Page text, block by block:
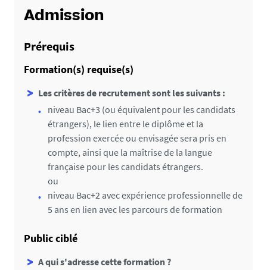
Admission
Prérequis
Formation(s) requise(s)
Les critères de recrutement sont les suivants :
niveau Bac+3 (ou équivalent pour les candidats
étrangers), le lien entre le diplôme et la
profession exercée ou envisagée sera pris en
compte, ainsi que la maîtrise de la langue
française pour les candidats étrangers.
ou
niveau Bac+2 avec expérience professionnelle de
5 ans en lien avec les parcours de formation
Public ciblé
A qui s'adresse cette formation ?